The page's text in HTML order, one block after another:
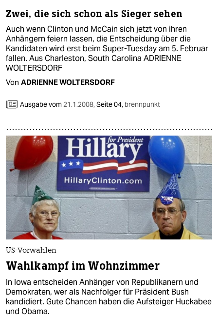
Zwei, die sich schon als Sieger sehen
Auch wenn Clinton und McCain sich jetzt von ihren
Anhängern feiern lassen, die Entscheidung über die
Kandidaten wird erst beim Super-Tuesday am 5. Februar
fallen. Aus Charleston, South Carolina ADRIENNE
WOLTERSDORF
Von ADRIENNE WOLTERSDORF
Ausgabe vom 21.1.2008,Seite 04, brennpunkt
US-Vorwahlen
Wahlkampf im Wohnzimmer
In Iowa entscheiden Anhänger von Republikanern und
Demokraten, wer als Nachfolger für Präsident Bush
kandidiert. Gute Chancen haben die Aufsteiger Huckabee
und Obama.